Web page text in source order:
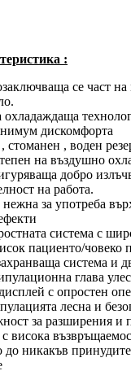
:
се част на
дискомфорта
, воден
на въздушно
добро
на работа.
за употреба
система с
пациенто/човеко
система и
глава
с опростен
лесна и
за разширения и
висока
никакъв